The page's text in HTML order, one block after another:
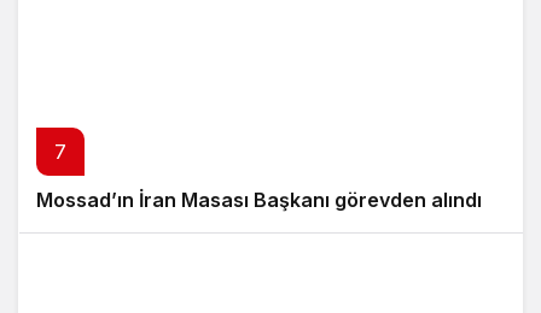
7
Mossad’ın İran Masası Başkanı görevden alındı